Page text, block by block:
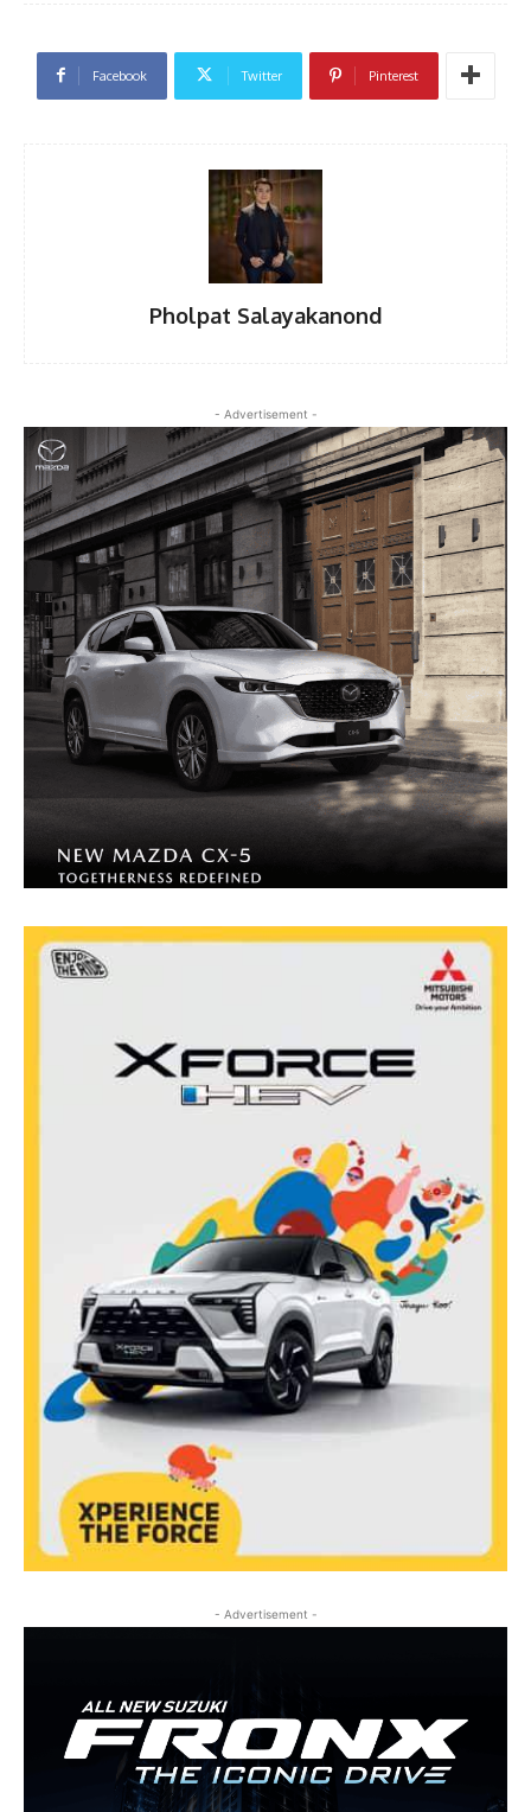
Facebook Twitter Pinterest
Pholpat Salayakanond
- Advertisement -
- Advertisement -